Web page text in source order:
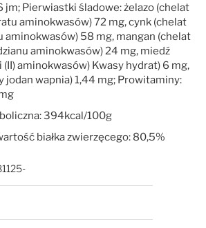
jm; Pierwiastki śladowe: żelazo (chelat
aminokwasów) 72 mg, cynk (chelat
aminokwasów) 58 mg, mangan (chelat
aminokwasów) 24 mg, miedź
aminokwasów) Kwasy hydrat) 6 mg,
jodan wapnia) 1,44 mg; Prowitaminy:
394kcal/100g
białka zwierzęcego: 80,5%